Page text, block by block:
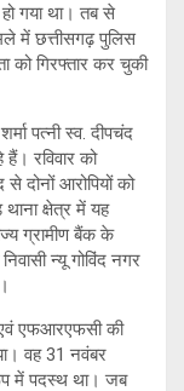
गया था। तब से
में छत्तीसगढ़ पुलिस
को गिरफ्तार कर चुकी
पत्नी स्व. दीपचंद
रविवार को
दोनों आरोपियों को
क्षेत्र में यह
ग्रामीण बैंक के
न्यू गोविंद नगर
एवं एफआरएफसी की
वह 31 नवंबर
में पदस्थ था। जब